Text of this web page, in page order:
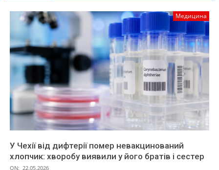
Медицина
У Чехії від дифтерії помер невакцинований
хлопчик: хворобу виявили у його братів і сестер
ON: 22.05.2026